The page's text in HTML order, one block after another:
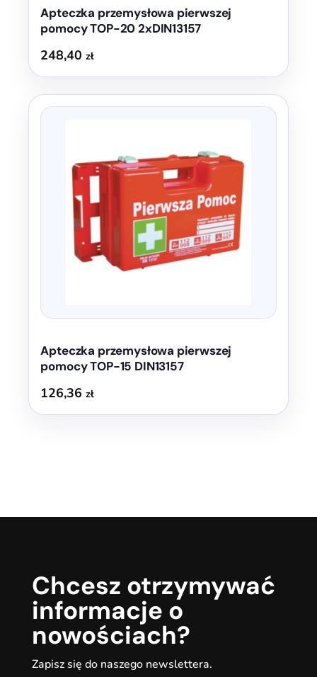
Apteczka przemysłowa pierwszej
pomocy TOP-20 2xDIN13157
248,40zł
Apteczka przemysłowa pierwszej
pomocy TOP-15 DIN13157
126,36zł
Chcesz otrzymywać
informacje o
nowościach?
Zapisz się do naszego newslettera.